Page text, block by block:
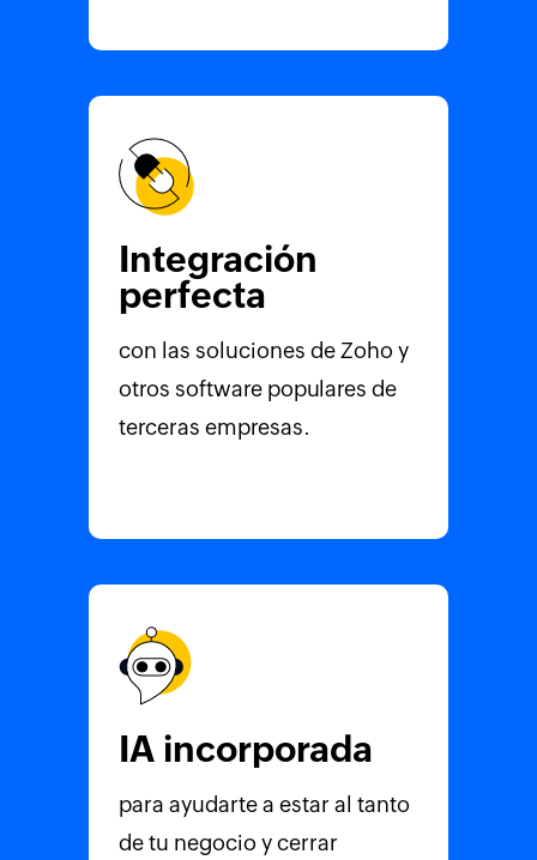
Integración
perfecta
con las soluciones de Zoho y
otros software populares de
terceras empresas.
IA incorporada
para ayudarte a estar al tanto
de tu negocio y cerrar